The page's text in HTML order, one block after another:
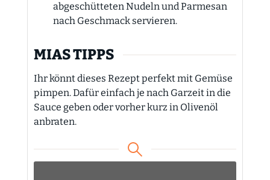
abgeschütteten Nudeln und Parmesan
nach Geschmack servieren.
MIAS TIPPS
Ihr könnt dieses Rezept perfekt mit Gemüse
pimpen. Dafür einfach je nach Garzeit in die
Sauce geben oder vorher kurz in Olivenöl
anbraten.